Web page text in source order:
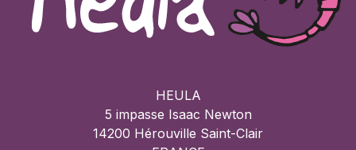
HEULA
5 impasse Isaac Newton
14200 Hérouville Saint-Clair